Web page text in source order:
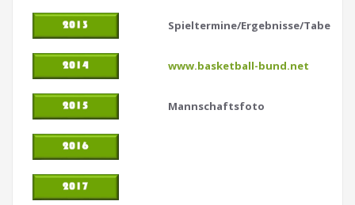
Spieltermine/Ergebnisse/Tabellen
www.basketball-bund.net
Mannschaftsfoto